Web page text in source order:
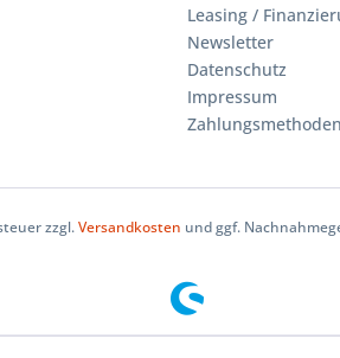
Leasing /
Newsletter
Datenschutz
Impressum
Zahlungsmethoden
zzgl.Versandkosten und ggf.